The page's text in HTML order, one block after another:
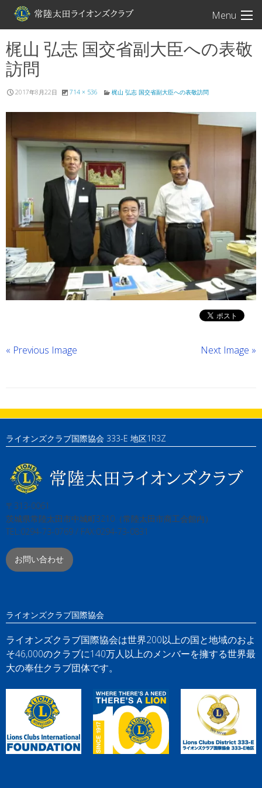
Menu
常陸太田ライオン
梶山 弘志 国交省副大臣への表敬
訪問
2017年8月22日 714 × 536 梶山 弘志 国交省副大臣への表敬訪問
« Previous Image Next Image »
ライオンズクラブ国際協会 333-E 地区1R3Z
〒313-0061
茨城県常陸太田市中城町3210（常陸太田市商工会館内）
TEL:0294-73-0769 / FAX:0294-73-0831
お問い合わせ
ライオンズクラブ国際協会
ライオンズクラブ国際協会は世界200以上の国と地域のおよ
そ46,000のクラブに140万人以上のメンバーを擁する世界最
大の奉仕クラブ団体です。